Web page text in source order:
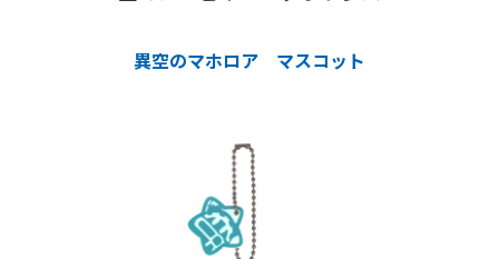
異空のマホロア マスコット